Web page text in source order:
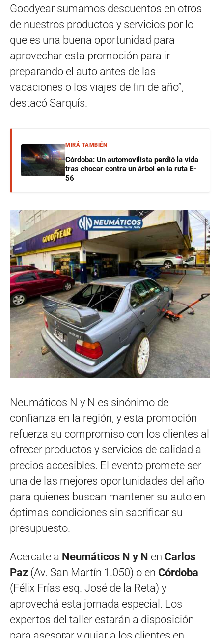
Goodyear sumamos descuentos en otros
de nuestros productos y servicios por lo
que es una buena oportunidad para
aprovechar esta promoción para ir
preparando el auto antes de las
vacaciones o los viajes de fin de año”,
destacó Sarquís.
MIRÁ TAMBIÉN
Córdoba: Un automovilista perdió la vida
tras chocar contra un árbol en la ruta E-
56
Neumáticos N y N es sinónimo de
confianza en la región, y esta promoción
refuerza su compromiso con los clientes al
ofrecer productos y servicios de calidad a
precios accesibles. El evento promete ser
una de las mejores oportunidades del año
para quienes buscan mantener su auto en
óptimas condiciones sin sacrificar su
presupuesto.
Acercate a Neumáticos N y N en Carlos
Paz (Av. San Martín 1.050) o en Córdoba
(Félix Frías esq. José de la Reta) y
aprovechá esta jornada especial. Los
expertos del taller estarán a disposición
para asesorar y guiar a los clientes en